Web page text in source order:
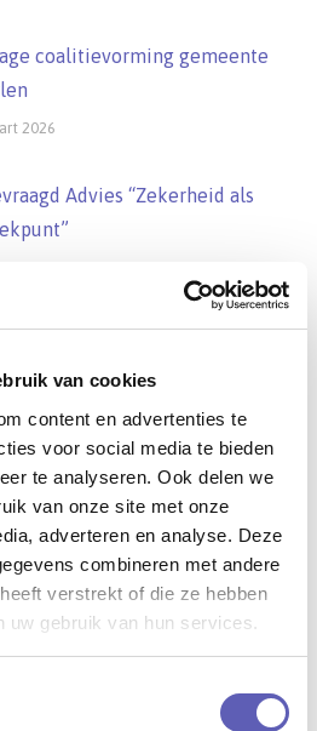
van cookies
content en advertenties te
voor social media te bieden
te analyseren. Ook delen we
van onze site met onze
adverteren en analyse. Deze
combineren met andere
verstrekt of die ze hebben
uw gebruik van hun services.
coalitievorming gemeente
2026
Advies “Zekerheid als
2026
2025
Adviesraad MO met
over eenzaamheid
2025
websites die uitleg geven in